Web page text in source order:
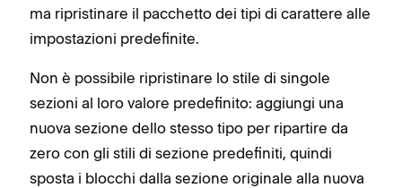
ma ripristinare il pacchetto dei tipi di carattere alle
impostazioni predefinite.
Non è possibile ripristinare lo stile di singole
sezioni al loro valore predefinito: aggiungi una
nuova sezione dello stesso tipo per ripartire da
zero con gli stili di sezione predefiniti, quindi
sposta i blocchi dalla sezione originale alla nuova